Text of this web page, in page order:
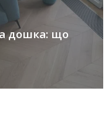
дошка: що